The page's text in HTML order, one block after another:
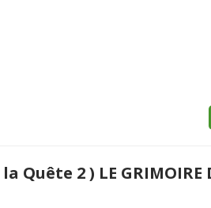
Quête 2 ) LE GRIMOIRE